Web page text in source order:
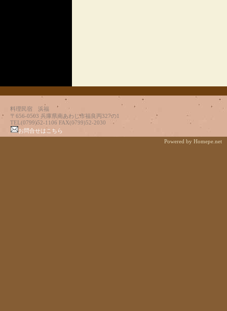
料理民宿 浜福
〒656-0503 兵庫県南あわじ市福良丙327の1
TEL(0799)52-1106 FAX(0799)52-2030
お問合せはこちら
Powered by Homepe.net